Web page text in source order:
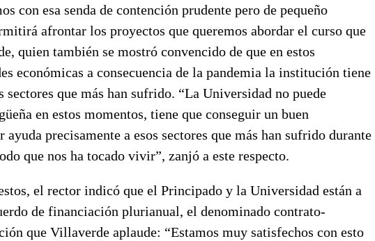
con esa senda de contención prudente pero de pequeño
afrontar los proyectos que queremos abordar el curso que
quien también se mostró convencido de que en estos
económicas a consecuencia de la pandemia la institución tiene
sectores que más han sufrido. “La Universidad no puede
en estos momentos, tiene que conseguir un buen
ayuda precisamente a esos sectores que más han sufrido durante
que nos ha tocado vivir”, zanjó a este respecto.
el rector indicó que el Principado y la Universidad están a
de financiación plurianual, el denominado contrato-
que Villaverde aplaude: “Estamos muy satisfechos con esto